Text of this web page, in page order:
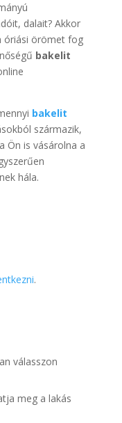
dalait? Akkor
óriási örömet fog
bakelit
bakelit
származik,
Ön is vásárolna a
hála.
.
válasszon
meg a lakás